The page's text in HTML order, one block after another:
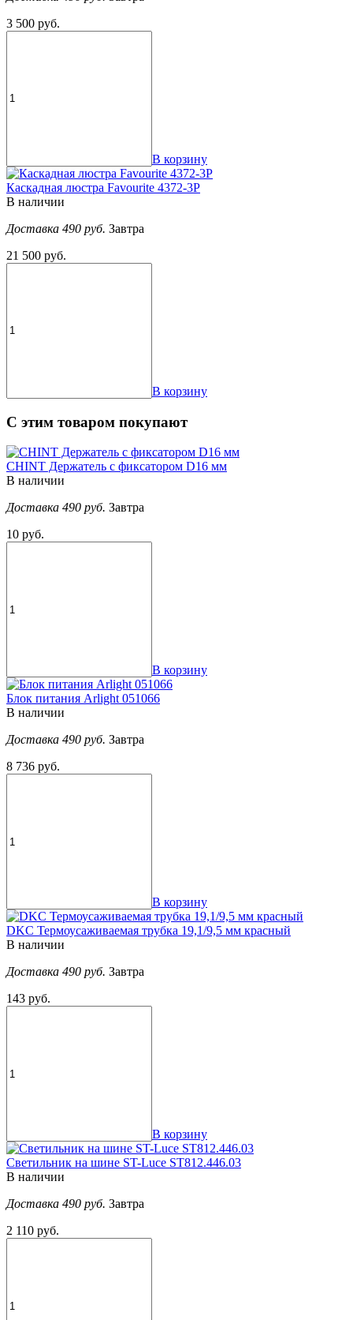
3 500 руб.
В корзину
Каскадная люстра Favourite 4372-3P
В наличии
Доставка 490 руб. Завтра
21 500 руб.
В корзину
С этим товаром покупают
CHINT Держатель с фиксатором D16 мм
В наличии
Доставка 490 руб. Завтра
10 руб.
В корзину
Блок питания Arlight 051066
В наличии
Доставка 490 руб. Завтра
8 736 руб.
В корзину
DKC Термоусаживаемая трубка 19,1/9,5 мм красный
В наличии
Доставка 490 руб. Завтра
143 руб.
В корзину
Светильник на шине ST-Luce ST812.446.03
В наличии
Доставка 490 руб. Завтра
2 110 руб.